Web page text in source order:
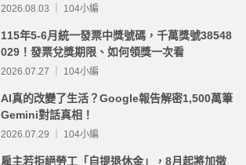
2026.08.03 ｜ 104小編
115年5-6月統一發票中獎號碼，千萬獎號38548
029！發票兌獎期限、如何領獎一次看
2026.07.27 ｜ 104小編
AI真的改變了生活？Google報告解密1,500萬筆
Gemini對話真相！
2026.07.29 ｜ 104小編
雇主若拒絕勞工「自提退休金」，8月起將加徵